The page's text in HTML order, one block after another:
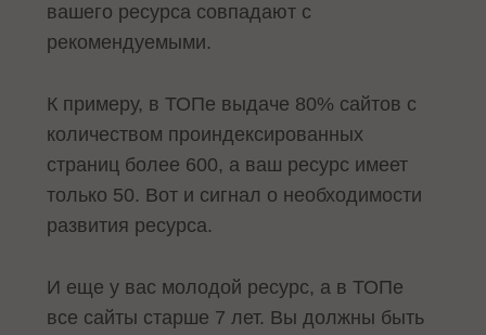
вашего ресурса совпадают с
рекомендуемыми.
К примеру, в ТОПе выдаче 80% сайтов с
количеством проиндексированных
страниц более 600, а ваш ресурс имеет
только 50. Вот и сигнал о необходимости
развития ресурса.
И еще у вас молодой ресурс, а в ТОПе
все сайты старше 7 лет. Вы должны быть